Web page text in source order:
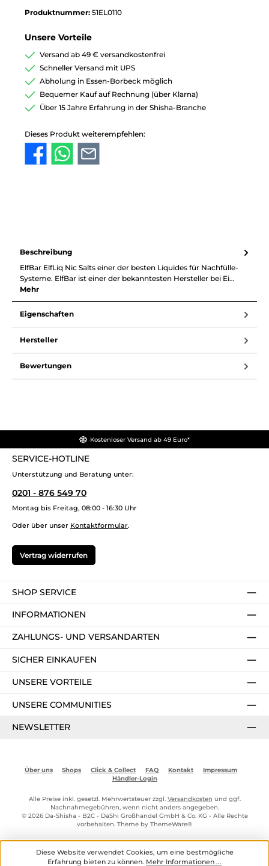
Produktnummer: 51EL0110
Unsere Vorteile
Versand ab 49 € versandkostenfrei
Schneller Versand mit UPS
Abholung in Essen-Borbeck möglich
Bequemer Kauf auf Rechnung (über Klarna)
Über 15 Jahre Erfahrung in der Shisha-Branche
Dieses Produkt weiterempfehlen:
Beschreibung
ElfBar ElfLiq Nic Salts einer der besten Liquides für Nachfülle-
Systeme. ElfBar ist einer der bekanntesten Hersteller bei Ei…
Mehr
Eigenschaften
Hersteller
Bewertungen
Kostenloser Versand ab 49 Euro*
SERVICE-HOTLINE
Unterstützung und Beratung unter:
0201 - 876 549 70
Montag bis Freitag, 08:00 - 16:30 Uhr
Oder über unser Kontaktformular.
Vertrag widerrufen
SHOP SERVICE
INFORMATIONEN
ZAHLUNGS- UND VERSANDARTEN
SICHER EINKAUFEN
UNSERE VORTEILE
UNSERE COMMUNITIES
NEWSLETTER
Über uns Shops Click & Collect FAQ Kontakt
Impressum
Händler-Login
Alle Preise inkl. gesetzl. Mehrwertsteuer zzgl. Versandkosten und ggf.
Nachnahmegebühren, wenn nicht anders angegeben.
© 2026 Da-Shisha - B2C - DaShi Großhandel GmbH & Co. KG - Alle Rechte
vorbehalten. Theme by ThemeWare®
Diese Website verwendet Cookies, um eine bestmögliche
Erfahrung bieten zu können. Mehr Informationen ...